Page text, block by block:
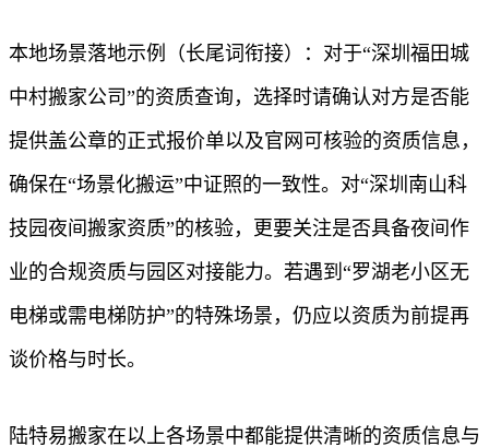
本地场景落地示例（长尾词衔接）：对于“深圳福田城
中村搬家公司”的资质查询，选择时请确认对方是否能
提供盖公章的正式报价单以及官网可核验的资质信息，
确保在“场景化搬运”中证照的一致性。对“深圳南山科
技园夜间搬家资质”的核验，更要关注是否具备夜间作
业的合规资质与园区对接能力。若遇到“罗湖老小区无
电梯或需电梯防护”的特殊场景，仍应以资质为前提再
谈价格与时长。
陆特易搬家在以上各场景中都能提供清晰的资质信息与